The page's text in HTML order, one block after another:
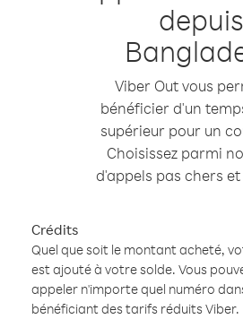
depuis
Viber Out vous
bénéficier d'un
supérieur pour un
Choisissez parmi
d'appels pas chers
Crédits
Quel que soit le montant acheté,
est ajouté à votre solde. Vous
appeler n'importe quel numéro
bénéficiant des tarifs réduits Viber.